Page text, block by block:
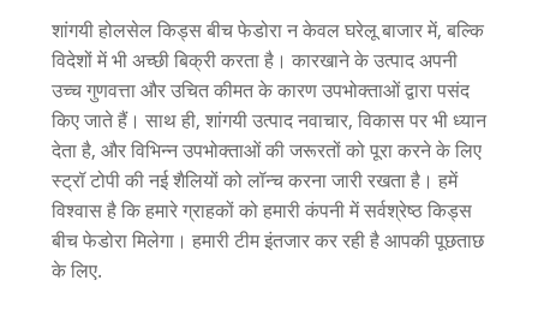
शांगयी होलसेल किड्स बीच फेडोरा न केवल घरेलू बाजार में, बल्कि
विदेशों में भी अच्छी बिक्री करता है। कारखाने के उत्पाद अपनी
उच्च गुणवत्ता और उचित कीमत के कारण उपभोक्ताओं द्वारा पसंद
किए जाते हैं। साथ ही, शांगयी उत्पाद नवाचार, विकास पर भी ध्यान
देता है, और विभिन्न उपभोक्ताओं की जरूरतों को पूरा करने के लिए
स्ट्रॉ टोपी की नई शैलियों को लॉन्च करना जारी रखता है। हमें
विश्वास है कि हमारे ग्राहकों को हमारी कंपनी में सर्वश्रेष्ठ किड्स
बीच फेडोरा मिलेगा। हमारी टीम इंतजार कर रही है आपकी पूछताछ
के लिए.